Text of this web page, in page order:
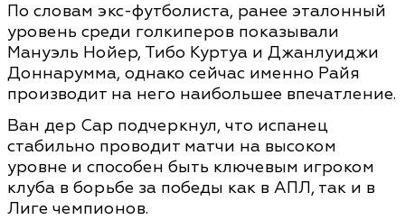
По словам экс-футболиста, ранее эталонный
уровень среди голкиперов показывали
Мануэль Нойер, Тибо Куртуа и Джанлуиджи
Доннарумма, однако сейчас именно Райя
производит на него наибольшее впечатление.
Ван дер Сар подчеркнул, что испанец
стабильно проводит матчи на высоком
уровне и способен быть ключевым игроком
клуба в борьбе за победы как в АПЛ, так и в
Лиге чемпионов.